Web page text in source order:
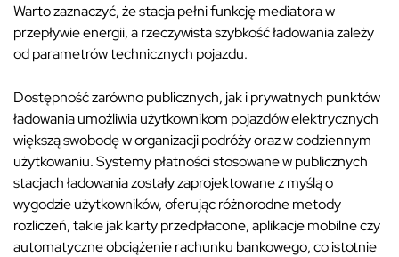
Warto zaznaczyć, że stacja pełni funkcję mediatora w
przepływie energii, a rzeczywista szybkość ładowania zależy
od parametrów technicznych pojazdu.
Dostępność zarówno publicznych, jak i prywatnych punktów
ładowania umożliwia użytkownikom pojazdów elektrycznych
większą swobodę w organizacji podróży oraz w codziennym
użytkowaniu. Systemy płatności stosowane w publicznych
stacjach ładowania zostały zaprojektowane z myślą o
wygodzie użytkowników, oferując różnorodne metody
rozliczeń, takie jak karty przedpłacone, aplikacje mobilne czy
automatyczne obciążenie rachunku bankowego, co istotnie